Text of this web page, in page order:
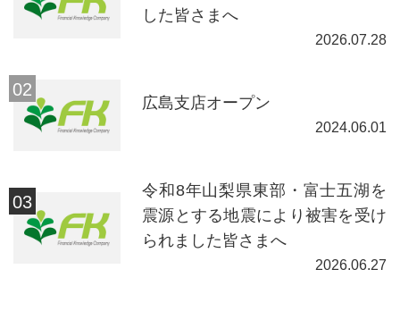
した皆さまへ
2026.07.28
広島支店オープン
2024.06.01
令和8年山梨県東部・富士五湖を
震源とする地震により被害を受け
られました皆さまへ
2026.06.27